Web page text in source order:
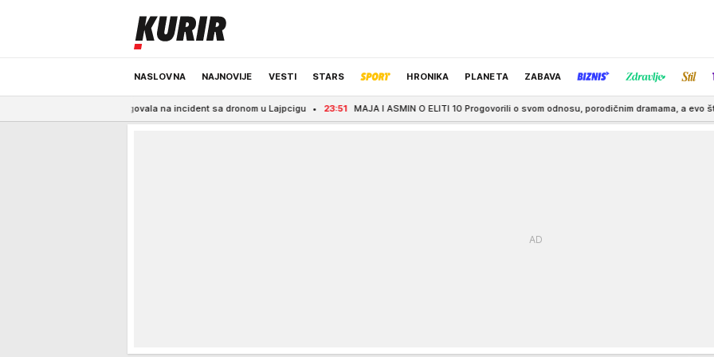
NASLOVNA NAJNOVIJE VESTI STARS HRONIKA PLANETA ZABAVA
ODRŽIVA BUDUĆNOST REGION NEWS IZBOR UREDNIKA
reagovala na incident sa dronom u Lajpcigu 23:51 MAJA I ASMIN O ELITI 10 Progovorili o svom odnosu, porodičnim dramama, a evo šta kažu o